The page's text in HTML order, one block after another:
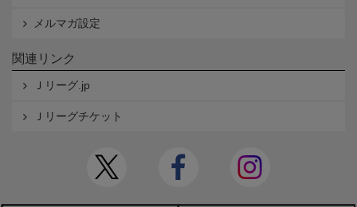
メルマガ設定
関連リンク
Ｊリーグ.jp
Ｊリーグチケット